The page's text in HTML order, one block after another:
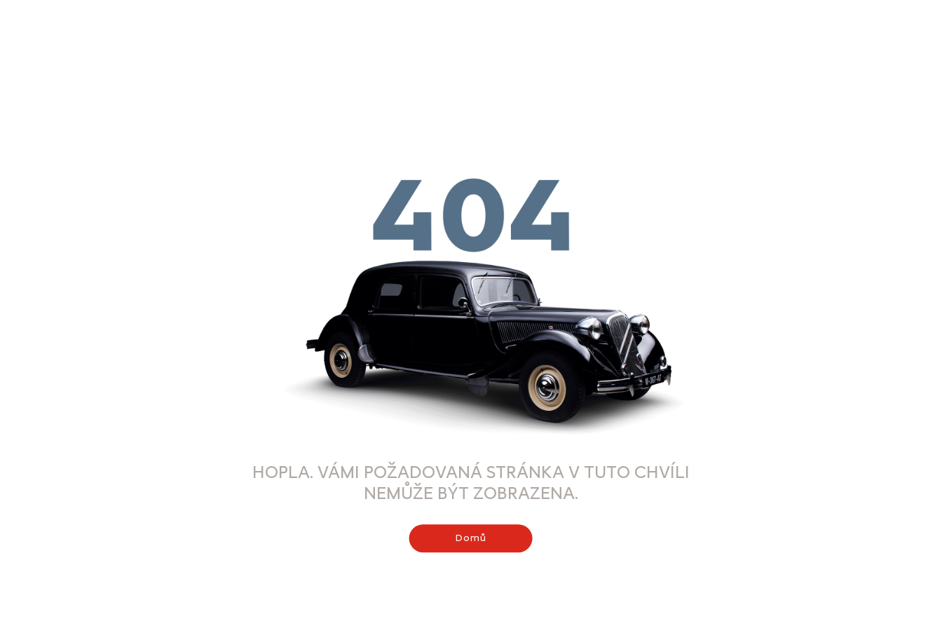
HOPLA. VÁMI POŽADOVANÁ STRÁNKA V TUTO CHVÍLI
NEMŮŽE BÝT ZOBRAZENA.
Domů